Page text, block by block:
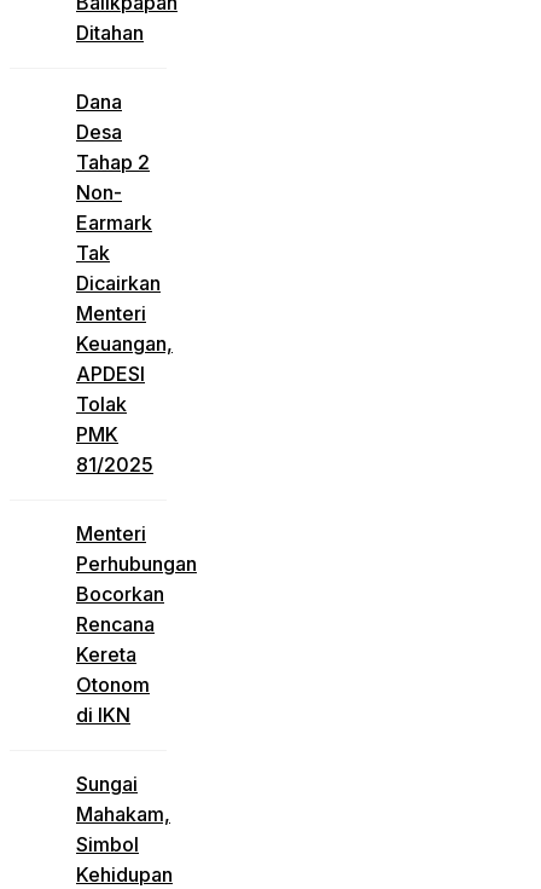
Ditahan
Dana
Desa
Tahap 2
Non-
Earmark
Tak
Dicairkan
Menteri
Keuangan,
APDESI
Tolak
PMK
81/2025
Menteri
Perhubungan
Bocorkan
Rencana
Kereta
Otonom
di IKN
Sungai
Mahakam,
Simbol
Kehidupan